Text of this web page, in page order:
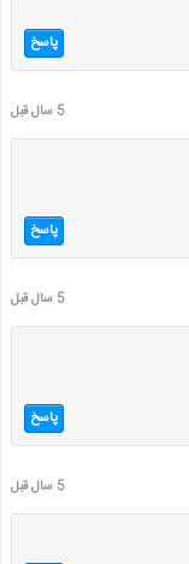
پاسخ
5 سال قبل
پاسخ
5 سال قبل
پاسخ
5 سال قبل